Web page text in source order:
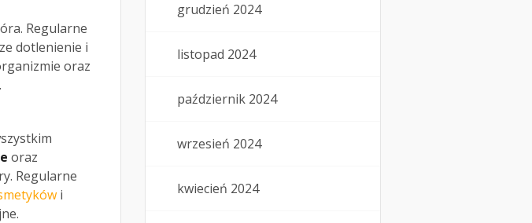
Regularne
dotlenienie i
oraz
.
oraz
Regularne
i
grudzień 2024
listopad 2024
październik 2024
wrzesień 2024
kwiecień 2024